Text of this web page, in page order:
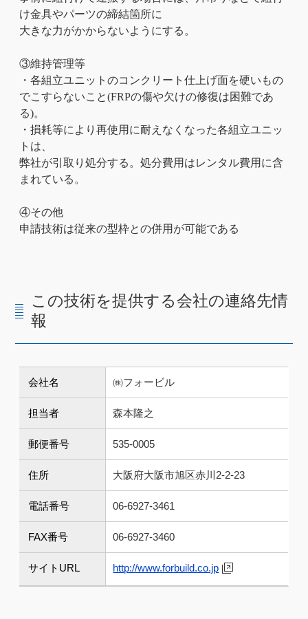
け金具やパーツの締結箇所に
大きな力がかからないようにする。
③維持管理等
・各組立ユニットのコンクリート仕上げ面を硬いもの
でこすらないこと(FRPの傷や欠けの修復は困難であ
る)。
・損耗等により再使用に耐えなくなった各組立ユニッ
トは、
弊社が引取り処分する。処分費用はレンタル費用に含
まれている。
④その他
申請技術は従来の型枠との併用が可能である
この技術を提供する会社の連絡先情
報
会社名 ㈱フォービル
担当者 森本隆之
郵便番号 535-0005
住所 大阪府大阪市旭区赤川2-2-23
電話番号 06-6927-3461
FAX番号 06-6927-3460
サイトURL http://www.forbuild.co.jp